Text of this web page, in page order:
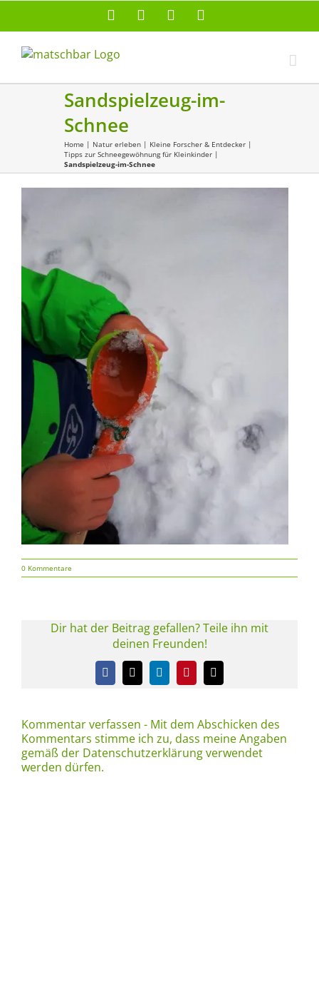
Facebook Instagram
Sandspielzeug-im-
Schnee
Home | Natur erleben | Kleine Forscher & Entdecker |
Tipps zur Schneegewöhnung für Kleinkinder |
Sandspielzeug-im-Schnee
0 Kommentare
Dir hat der Beitrag gefallen? Teile ihn mit
deinen Freunden!
Facebook
X LinkedInPinterest
E-
Mail
Kommentar verfassen - Mit dem Abschicken des
Kommentars stimme ich zu, dass meine Angaben
gemäß der Datenschutzerklärung verwendet
werden dürfen.